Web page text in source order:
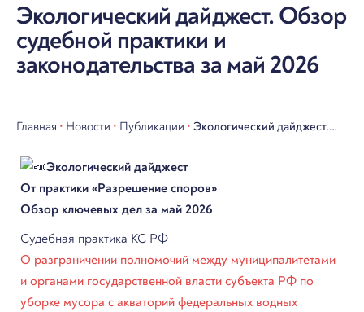
Экологический дайджест. Обзор
судебной практики и
законодательства за май 2026
Главная • Новости • Публикации • Экологический дайджест.
2026
Экологический дайджест
От практики «Разрешение споров»
Обзор ключевых дел за май 2026
Судебная практика КС РФ
О разграничении полномочий между муниципалитетами
и органами государственной власти субъекта РФ по
уборке мусора с акваторий федеральных водных